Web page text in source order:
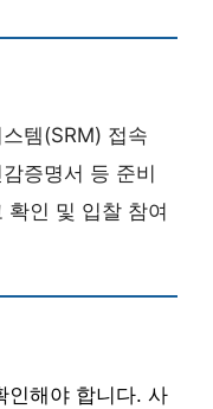
템(SRM) 접속
증명서 등 준비
확인 및 입찰 참여
인해야 합니다. 사